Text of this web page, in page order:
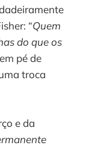
“Quem
do que os
pé de
troca
e da